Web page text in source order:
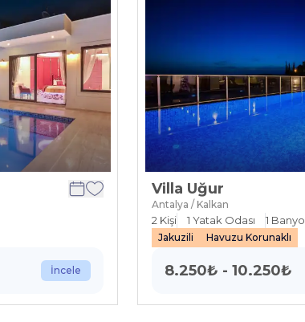
İncele
Villa Uğur
Antalya / Kalkan
2 Kişi 1 Yatak Odası 1 Banyo
Jakuzili Havuzu Korunaklı
8.250₺ -10.250₺